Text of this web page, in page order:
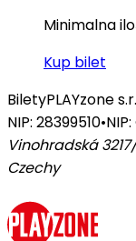
Minimalna
Kup bilet
BiletyPLAYzone
NIP: 28399510•
Vinohradská
Czechy